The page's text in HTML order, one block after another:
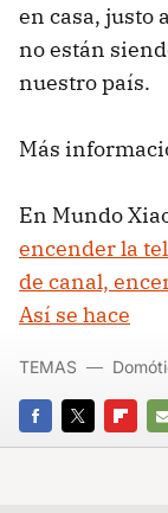
en casa, justo
no están
nuestro país.
Más
En Mundo
encender la
de canal,
Así se hace
FACEBOOK
TWITTER
TEMAS